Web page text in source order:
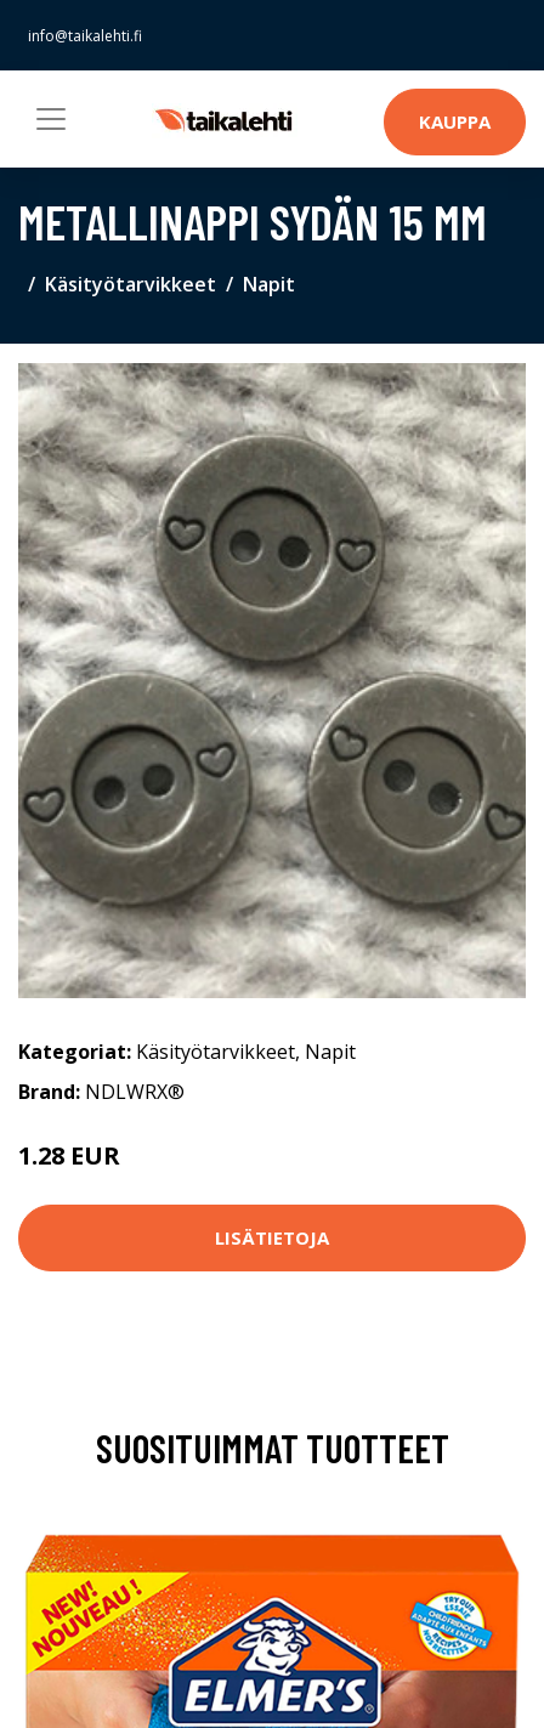
info@taikalehti.fi
KAUPPA
METALLINAPPI SYDÄN 15 MM
Käsityötarvikkeet Napit
Kategoriat: Käsityötarvikkeet, Napit
Brand: NDLWRX®
1.28 EUR
LISÄTIETOJA
SUOSITUIMMAT TUOTTEET